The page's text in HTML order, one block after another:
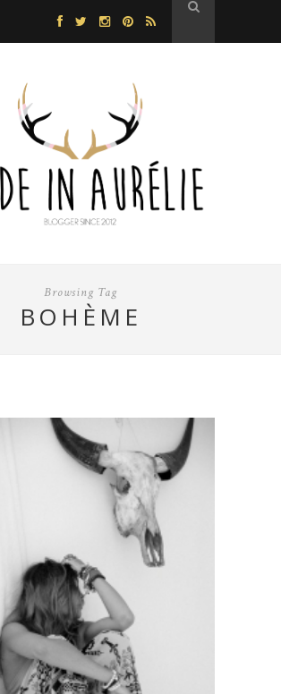
Browsing Tag
BOHÈME